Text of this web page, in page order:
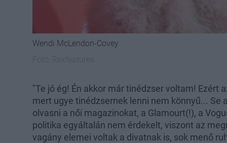
Wendi McLendon-Covey
"Te jó ég! Én akkor már tinédzser voltam! Ezért
mert ugye tinédzsernek lenni nem könnyű... Se
olvasni a női magazinokat, a Glamourt(!), a
politika egyáltalán nem érdekelt, viszont az
vagány elemei voltak a divatnak is, sok menő